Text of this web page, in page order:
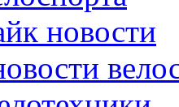
новости